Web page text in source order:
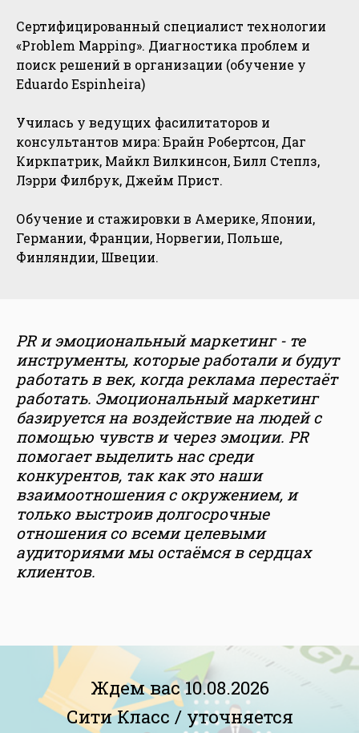
Сертифицированный специалист технологии
«Problem Mapping». Диагностика проблем и
поиск решений в организации (обучение у
Eduardo Espinheira)
Училась у ведущих фасилитаторов и
консультантов мира: Брайн Робертсон, Даг
Киркпатрик, Майкл Вилкинсон, Билл Степлз,
Лэрри Филбрук, Джейм Прист.
Обучение и стажировки в Америке, Японии,
Германии, Франции, Норвегии, Польше,
Финляндии, Швеции.
PR и эмоциональный маркетинг - те
инструменты, которые работали и будут
работать в век, когда реклама перестаёт
работать. Эмоциональный маркетинг
базируется на воздействие на людей с
помощью чувств и через эмоции. PR
помогает выделить нас среди
конкурентов, так как это наши
взаимоотношения с окружением, и
только выстроив долгосрочные
отношения со всеми целевыми
аудиториями мы остаёмся в сердцах
клиентов.
Ждем вас 10.08.2026
Сити Класс / уточняется